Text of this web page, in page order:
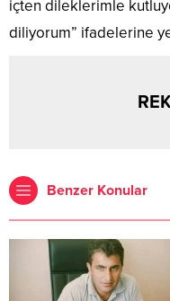
içten dileklerimle
diliyorum” ifadelerine
Benzer Konular